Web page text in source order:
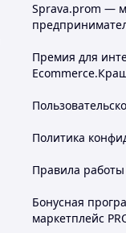
Sprava.prom —
Премия для
Политика
Правила
Бонусная
маркетплейс